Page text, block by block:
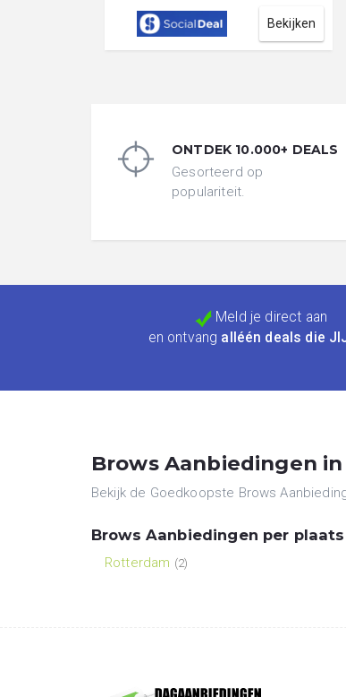
shaping, brow lamination me...
Bekijken
ONTDEK 10.000+ DEALS
Gesorteerd op
populariteit.
Meld je direct aan
en ontvang alléén deals die
Brows Aanbiedingen
Bekijk de Goedkoopste Brows
Brows Aanbiedingen per
Rotterdam (2)